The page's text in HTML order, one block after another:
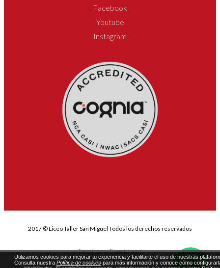
Facebook
Youtube
Instagram
2017 © Liceo Taller San Miguel Todos los derechos reservados
Terminos y Condiciones
Utilizamos cookies para mejorar tu experiencia y facilitarte el uso de nuestras
Consulta nuestra Política de cookies para más información y conoce cómo